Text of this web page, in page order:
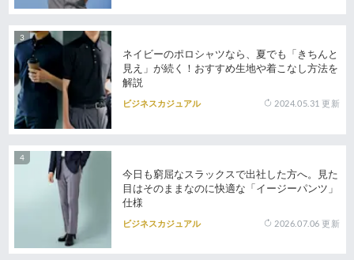
ネイビーのポロシャツなら、夏でも「きちんと
見え」が続く！おすすめ生地や着こなし方法を
解説
ビジネスカジュアル 2024.05.31 更新
今日も窮屈なスラックスで出社した方へ。見た
目はそのままなのに快適な「イージーパンツ」
仕様
ビジネスカジュアル 2026.07.06 更新